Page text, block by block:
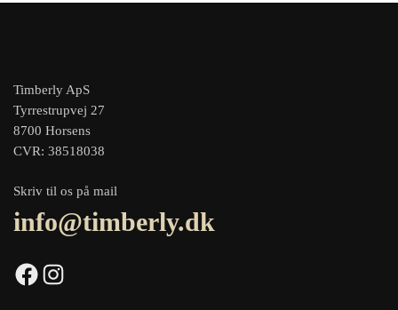
Timberly ApS
Tyrrestrupvej 27
8700 Horsens
CVR: 38518038
Skriv til os på mail
info@timberly.dk
Facebook Instagram